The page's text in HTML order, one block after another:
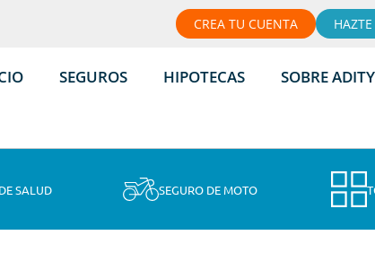
CREA TU CUENTA
SEGUROS HIPOTECAS SOBRE ADITY
SALUD SEGURO DE MOTO